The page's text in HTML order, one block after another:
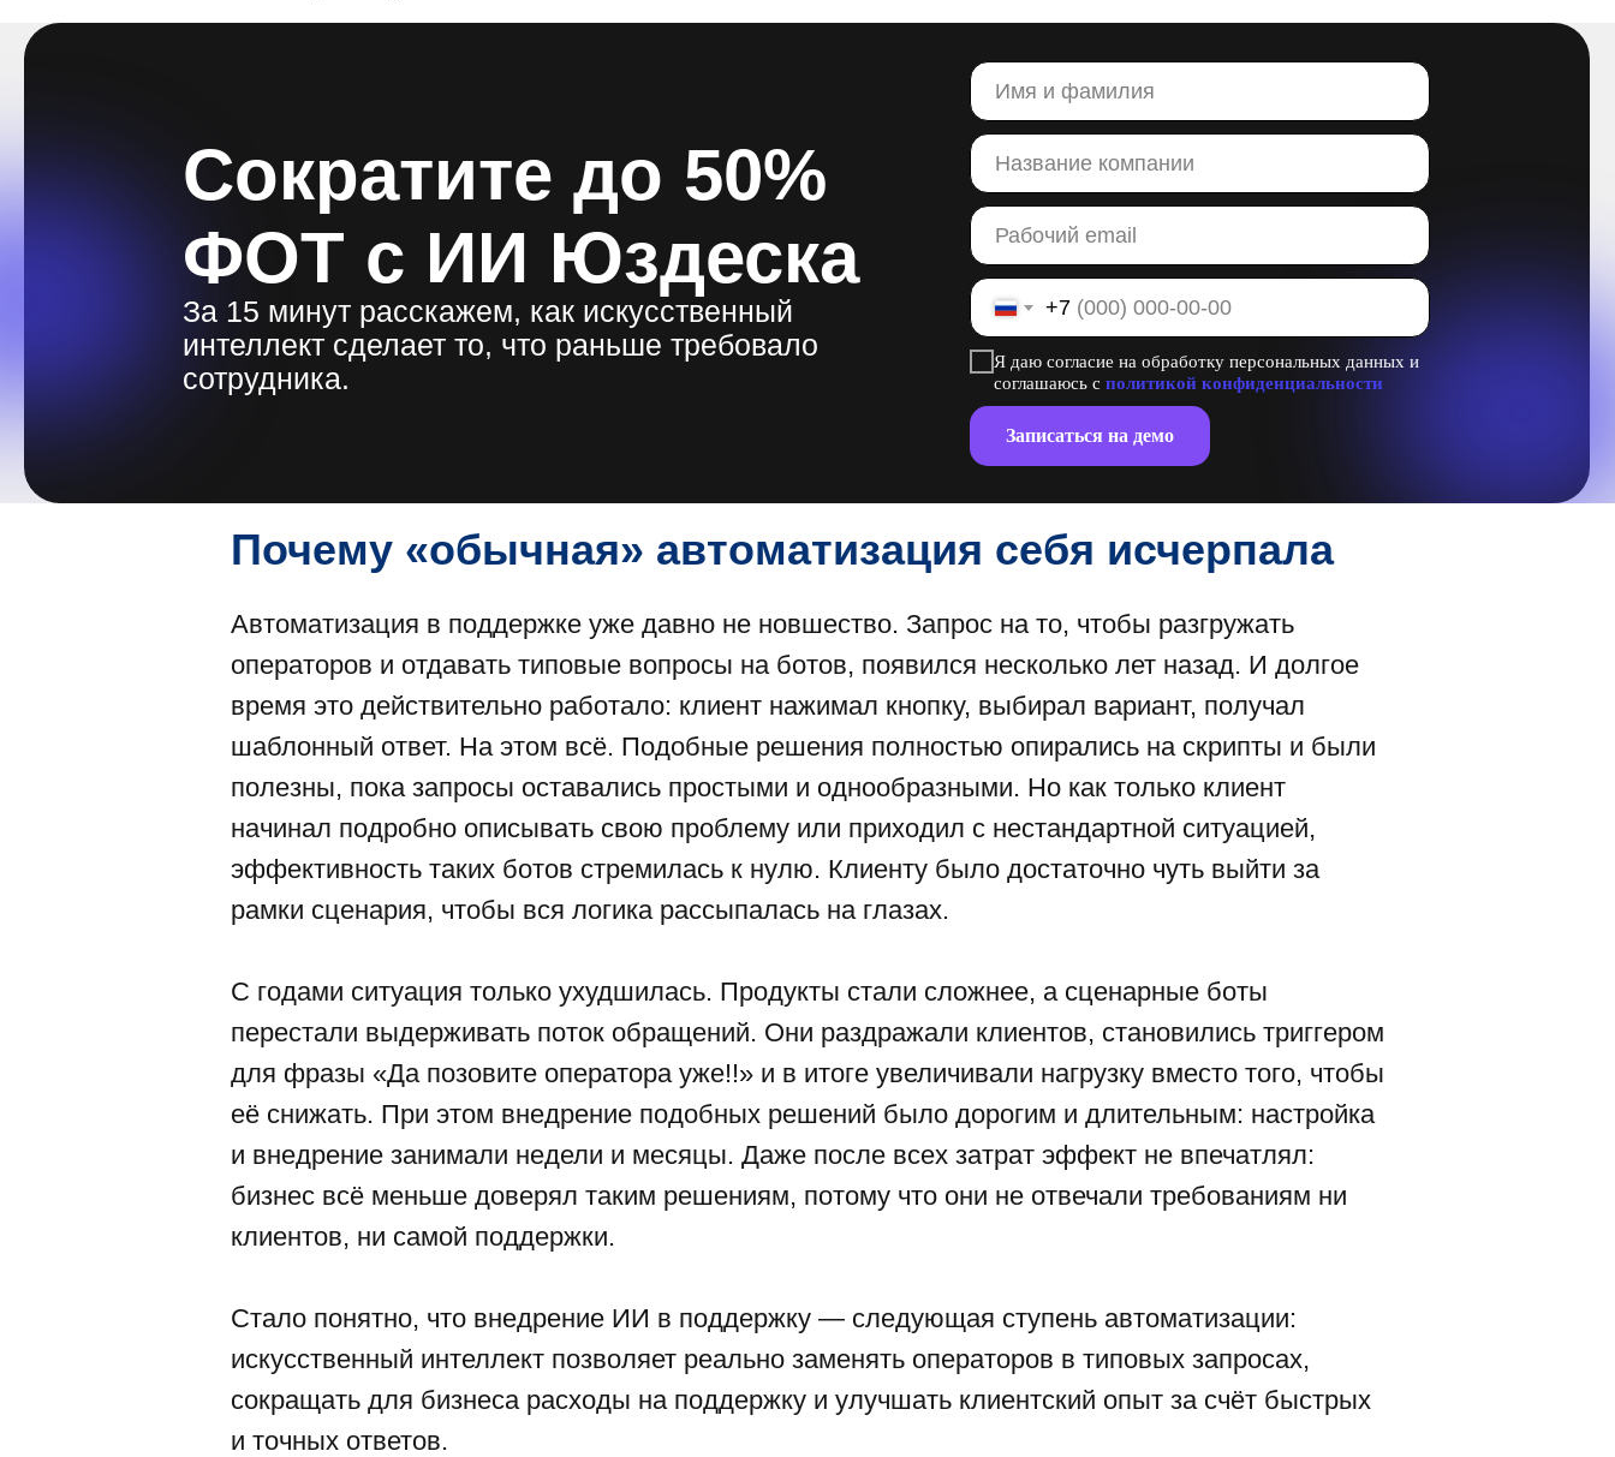
За 15 минут расскажем, как искусственный
интеллект сделает то, что раньше требовало
сотрудника.
Сократите до 50%
ФОТ с ИИ Юздеска
+7
Я даю согласие на обработку персональных данных и
соглашаюсь с политикой конфиденциальности
Записаться на демо
Почему «обычная» автоматизация себя исчерпала
Автоматизация в поддержке уже давно не новшество. Запрос на то, чтобы разгружать
операторов и отдавать типовые вопросы на ботов, появился несколько лет назад. И долгое
время это действительно работало: клиент нажимал кнопку, выбирал вариант, получал
шаблонный ответ. На этом всё. Подобные решения полностью опирались на скрипты и были
полезны, пока запросы оставались простыми и однообразными. Но как только клиент
начинал подробно описывать свою проблему или приходил с нестандартной ситуацией,
эффективность таких ботов стремилась к нулю. Клиенту было достаточно чуть выйти за
рамки сценария, чтобы вся логика рассыпалась на глазах.
С годами ситуация только ухудшилась. Продукты стали сложнее, а сценарные боты
перестали выдерживать поток обращений. Они раздражали клиентов, становились триггером
для фразы «Да позовите оператора уже!!» и в итоге увеличивали нагрузку вместо того, чтобы
её снижать. При этом внедрение подобных решений было дорогим и длительным: настройка
и внедрение занимали недели и месяцы. Даже после всех затрат эффект не впечатлял:
бизнес всё меньше доверял таким решениям, потому что они не отвечали требованиям ни
клиентов, ни самой поддержки.
Стало понятно, что внедрение ИИ в поддержку — следующая ступень автоматизации:
искусственный интеллект позволяет реально заменять операторов в типовых запросах,
сокращать для бизнеса расходы на поддержку и улучшать клиентский опыт за счёт быстрых
и точных ответов.